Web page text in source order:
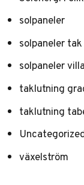
solpaneler
solpaneler tak
solpaneler villa
taklutning
taklutning
växelström